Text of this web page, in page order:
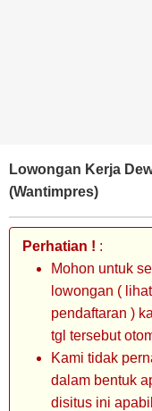
Lowongan Kerja
(Wantimpres)
Perhatian ! :
Mohon untuk
lowongan (
pendaftaran )
tgl tersebut
Kami tidak
dalam bentuk
disitus ini